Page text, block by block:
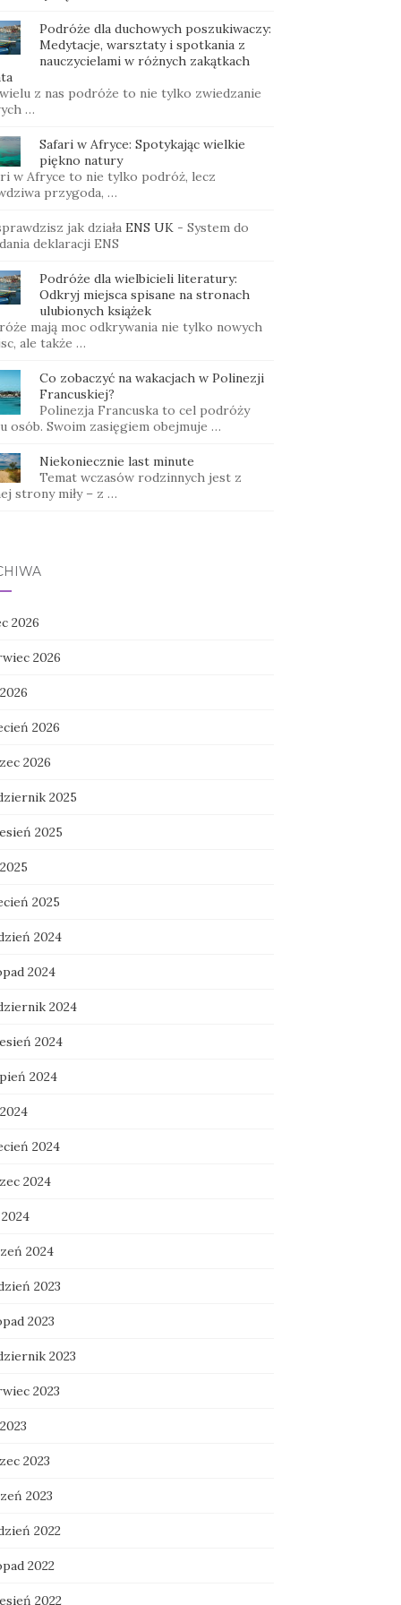
Podróże dla duchowych poszukiwaczy:
Medytacje, warsztaty i spotkania z
nauczycielami w różnych zakątkach
z nas podróże to nie tylko zwiedzanie
…
Safari w Afryce: Spotykając wielkie
piękno natury
w Afryce to nie tylko podróż, lecz
przygoda, …
jak działa ENS UK- System do
deklaracji ENS
Podróże dla wielbicieli literatury:
Odkryj miejsca spisane na stronach
ulubionych książek
mają moc odkrywania nie tylko nowych
ale także …
Co zobaczyć na wakacjach w Polinezji
Francuskiej?
Polinezja Francuska to cel podróży
osób. Swoim zasięgiem obejmuje …
Niekoniecznie last minute
Temat wczasów rodzinnych jest z
strony miły – z …
2026
2026
2026
2026
2025
2025
2025
2024
2024
2024
2024
2024
2024
2024
2024
2023
2023
2023
2023
2023
2023
2022
2022
2022